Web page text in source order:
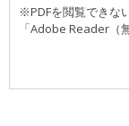
※PDFを閲覧できな
「Adobe Reader（